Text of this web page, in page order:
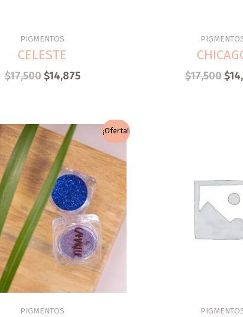
PIGMENTOS
CELESTE
$17,500 $14,875 $17,500 $
¡Oferta!
PIGMENTOS
El
precio
original
era:
$17,500.
El
precio
actual
es:
$10,000.